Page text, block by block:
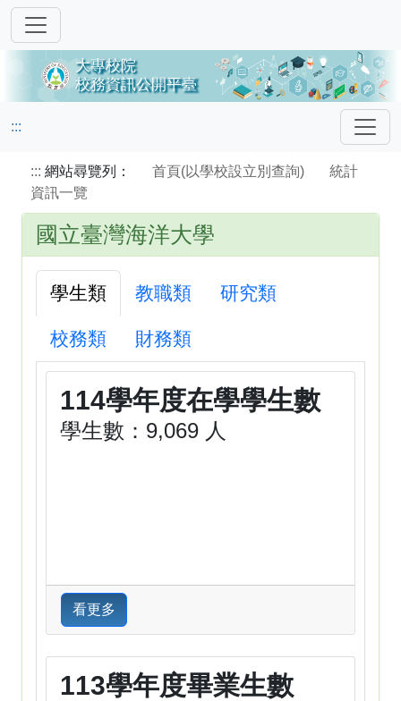
:::
::: 網站尋覽列： 首頁(以學校設立別查詢)
統計
資訊一覽
國立臺灣海洋大學
學生類 教職類 研究類
校務類 財務類
114學年度在學學生數
學生數：9,069 人
看更多
113學年度畢業生數